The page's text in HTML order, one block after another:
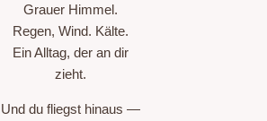
Grauer Himmel.
Regen, Wind. Kälte.
Ein Alltag, der an dir
zieht.
Und du fliegst hinaus —